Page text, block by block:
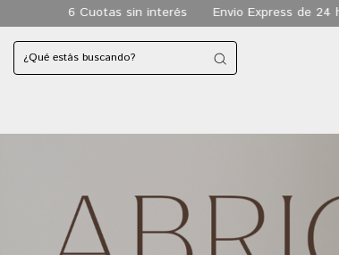
de 24 hs a todo CABA Envio gratis a todo el